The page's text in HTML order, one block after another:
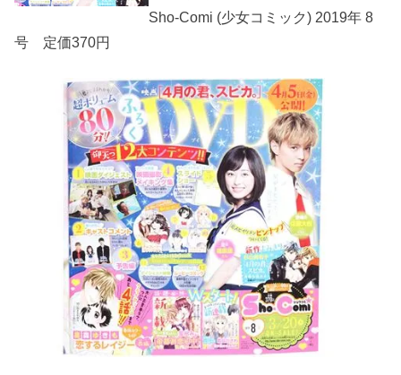
Sho-Comi (少女コミック) 2019年 8
号 定価370円